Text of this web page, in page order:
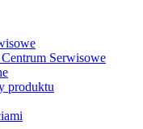
Serwisowe
produktu